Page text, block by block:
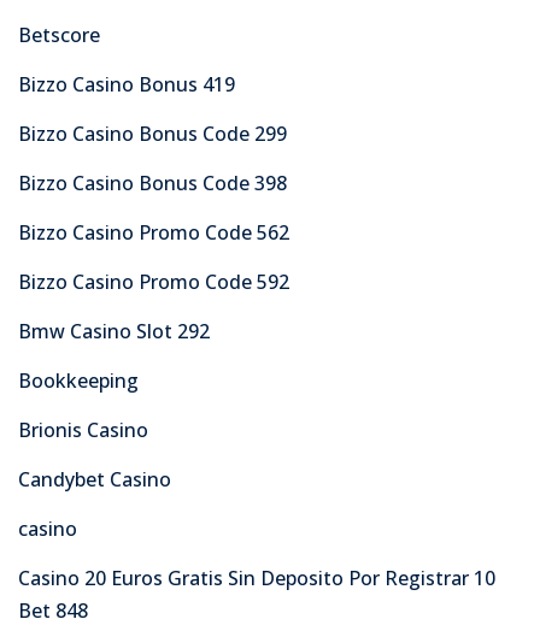
Betscore
Bizzo Casino Bonus 419
Bizzo Casino Bonus Code 299
Bizzo Casino Bonus Code 398
Bizzo Casino Promo Code 562
Bizzo Casino Promo Code 592
Bmw Casino Slot 292
Bookkeeping
Brionis Casino
Candybet Casino
casino
Casino 20 Euros Gratis Sin Deposito Por Registrar 10
Bet 848